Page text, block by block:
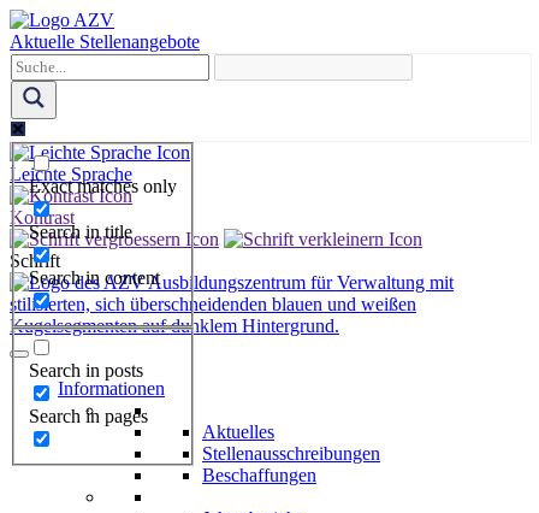
Skip
to
content
Aktuelle Stellenangebote
Exact matches only
Search in title
Search in content
Search in posts
Search in pages
Leichte Sprache
Kontrast
Schrift
Informationen
Aktuelles
Stellenausschreibungen
Beschaffungen